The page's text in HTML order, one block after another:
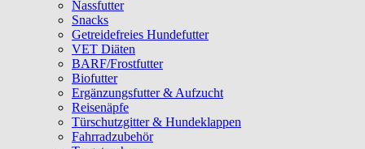
Nassfutter
Snacks
Getreidefreies Hundefutter
VET Diäten
BARF/Frostfutter
Biofutter
Ergänzungsfutter & Aufzucht
Reisenäpfe
Türschutzgitter & Hundeklappen
Fahrradzubehör